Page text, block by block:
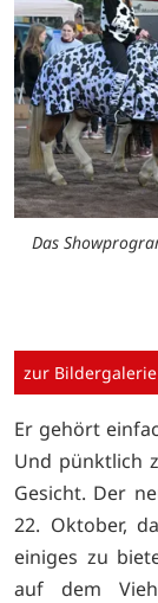
Das
zur Bildergalerie
Er gehört
Und pünktlich
Gesicht. Der
22. Oktober,
einiges zu
auf dem